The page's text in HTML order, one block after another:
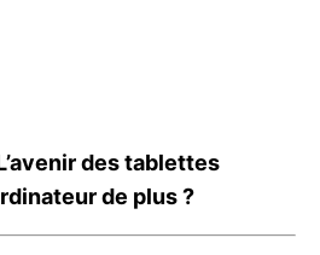
des tablettes
de plus ?